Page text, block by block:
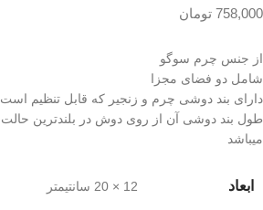
758,000 تومان
از جنس چرم سوگو
شامل دو فضای مجزا
دارای بند دوشی چرم و زنجیر که قابل تنظیم است
میباشد
ابعاد 12 × 20 سانتیمتر